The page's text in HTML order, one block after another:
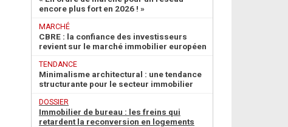
encore plus fort en 2026 ! »
MARCHÉ
CBRE : la confiance des investisseurs
revient sur le marché immobilier européen
TENDANCE
Minimalisme architectural : une tendance
structurante pour le secteur immobilier
DOSSIER
Immobilier de bureau : les freins qui
retardent la reconversion en logements